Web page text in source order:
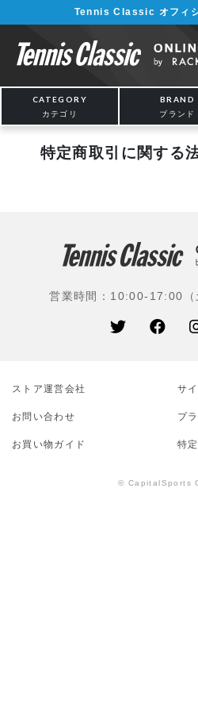
Tennis Classic オフィ
CATEGORY
カテゴリ
BRAND
ブランド
特定商取引に関する
営業時間：10:00-17:00（
ストア運営会社 サ
お問い合わせ プ
お買い物ガイド 特
© CapitalSports